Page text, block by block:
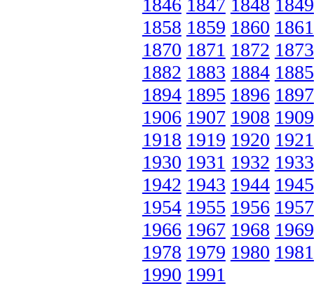
1846 1847 1848 1849
1858 1859 1860 1861
1870 1871 1872 1873
1882 1883 1884 1885
1894 1895 1896 1897
1906 1907 1908 1909
1918 1919 1920 1921
1930 1931 1932 1933
1942 1943 1944 1945
1954 1955 1956 1957
1966 1967 1968 1969
1978 1979 1980 1981
1990 1991